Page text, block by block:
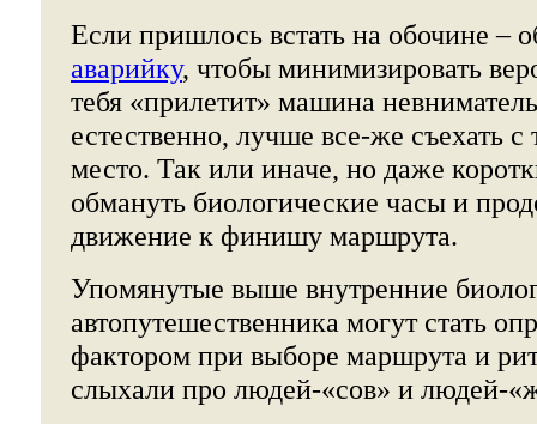
Если пришлось встать на обочине –
аварийку, чтобы минимизировать
тебя «прилетит» машина
естественно, лучше все-же съехать с
место. Так или иначе, но даже
обмануть биологические часы и
движение к финишу маршрута.
Упомянутые выше внутренние
автопутешественника могут стать
фактором при выборе маршрута и
слыхали про людей-«сов» и людей-